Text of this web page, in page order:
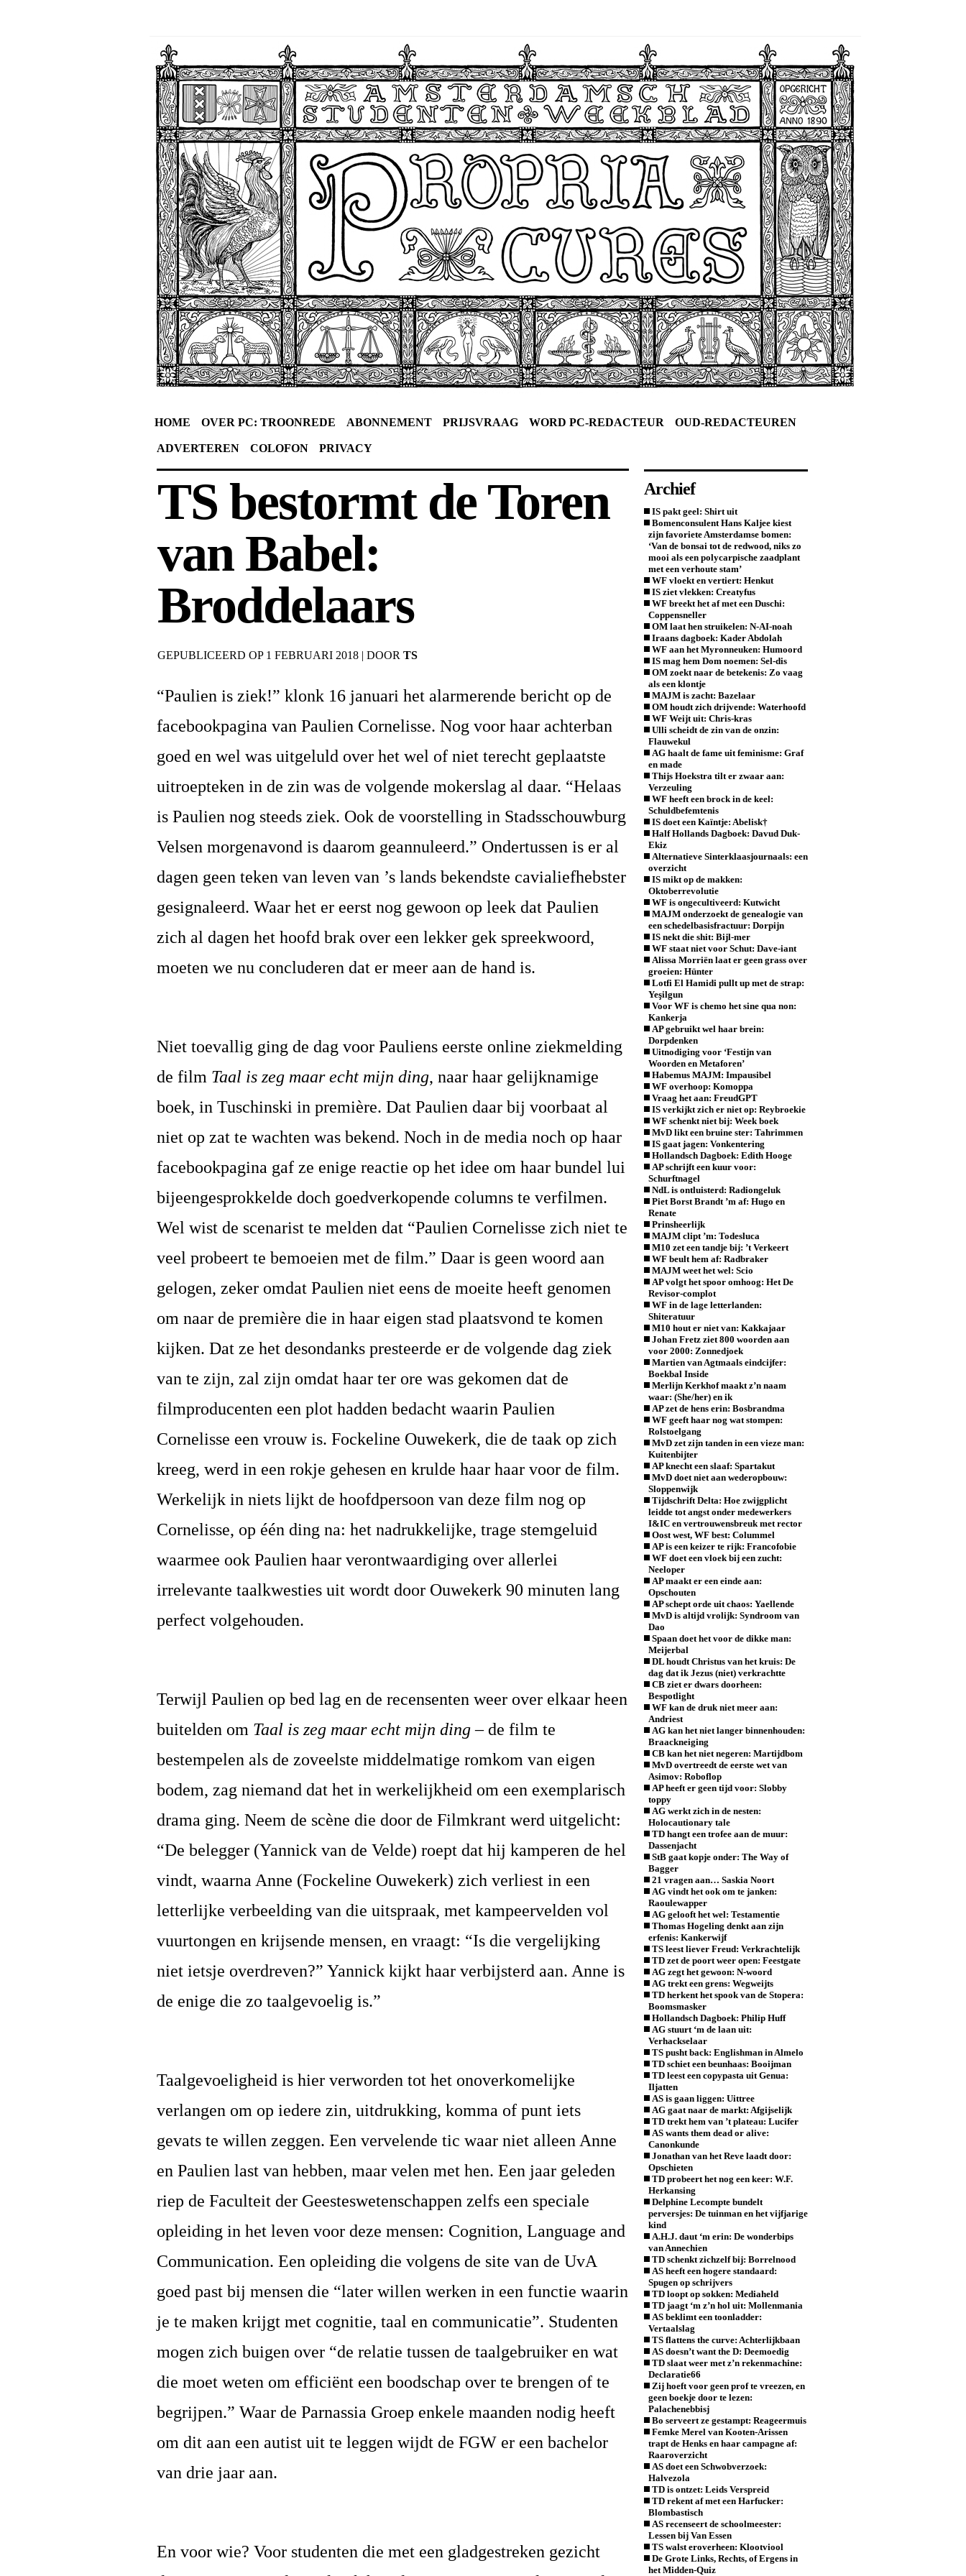
HOME OVER PC: TROONREDE ABONNEMENT PRIJSVRAAG WORD PC-REDACTEUR OUD-REDACTEUREN
ADVERTEREN COLOFON PRIVACY
TS bestormt de Toren
van Babel:
Broddelaars
GEPUBLICEERD OP 1 FEBRUARI 2018 |DOOR TS
“Paulien is ziek!” klonk 16 januari het alarmerende bericht op de
facebookpagina vanPaulien Cornelisse. Nog voor haar achterban
goed en wel was uitgeluld over het wel of niet terecht geplaatste
uitroepteken in de zin was de volgende mokerslag al daar. “Helaas
isPaulien nog steeds ziek. Ook de voorstelling in Stadsschouwburg
Velsen morgenavond is daarom geannuleerd.” Ondertussen is er al
dagen geen teken van leven van ’s lands bekendste cavialiefhebster
gesignaleerd. Waar het er eerst nog gewoon op leek datPaulien
zich al dagen het hoofd brak over een lekker gek spreekwoord,
moeten we nu concluderen dat er meer aan de hand is.
Niet toevallig ging de dag voor Pauliens eerste online ziekmelding
de film Taal is zeg maar echt mijn ding, naar haar gelijknamige
boek, in Tuschinski in première. DatPaulien daar bij voorbaat al
niet op zat te wachten was bekend. Noch in de media noch op haar
facebookpagina gaf ze enige reactie op het idee om haar bundel lui
bijeengesprokkelde doch goedverkopende columns te verfilmen.
Wel wist de scenarist te melden dat “Paulien Cornelisse zich niet te
veel probeert te bemoeien met de film.” Daar is geen woord aan
gelogen, zeker omdatPaulien niet eens de moeite heeft genomen
om naar de première die in haar eigen stad plaatsvond te komen
kijken. Dat ze het desondanks presteerde er de volgende dag ziek
van te zijn, zal zijn omdat haar ter ore was gekomen dat de
filmproducenten een plot hadden bedacht waarinPaulien
Cornelisse een vrouw is. Fockeline Ouwekerk, die de taak op zich
kreeg, werd in een rokje gehesen en krulde haar haar voor de film.
Werkelijk in niets lijkt de hoofdpersoon van deze film nog op
Cornelisse, op één ding na: het nadrukkelijke, trage stemgeluid
waarmee ookPaulien haar verontwaardiging over allerlei
irrelevante taalkwesties uit wordt door Ouwekerk 90 minuten lang
perfect volgehouden.
TerwijlPaulien op bed lag en de recensenten weer over elkaar heen
buitelden om Taal is zeg maar echt mijn ding– de film te
bestempelen als de zoveelste middelmatige romkom van eigen
bodem, zag niemand dat het in werkelijkheid om een exemplarisch
drama ging. Neem de scène die door de Filmkrant werd uitgelicht:
“De belegger (Yannick van de Velde) roept dat hij kamperen de hel
vindt, waarna Anne (Fockeline Ouwekerk) zich verliest in een
letterlijke verbeelding van die uitspraak, met kampeervelden vol
vuurtongen en krijsende mensen, en vraagt: “Is die vergelijking
niet ietsje overdreven?” Yannick kijkt haar verbijsterd aan. Anne is
de enige die zo taalgevoelig is.”
Taalgevoeligheid is hier verworden tot het onoverkomelijke
verlangen om op iedere zin, uitdrukking, komma of punt iets
gevats te willen zeggen. Een vervelende tic waar niet alleen Anne
enPaulien last van hebben, maar velen met hen. Een jaar geleden
riep de Faculteit der Geesteswetenschappen zelfs een speciale
opleiding in het leven voor deze mensen: Cognition, Language and
Communication. Een opleiding die volgens de site van de UvA
goed past bij mensen die “later willen werken in een functie waarin
je te maken krijgt met cognitie, taal en communicatie”. Studenten
mogen zich buigen over “de relatie tussen de taalgebruiker en wat
die moet weten om efficiënt een boodschap over te brengen of te
begrijpen.” Waar de Parnassia Groep enkele maanden nodig heeft
om dit aan een autist uit te leggen wijdt de FGW er een bachelor
van drie jaar aan.
En voor wie? Voor studenten die met een gladgestreken gezicht
Archief
IS pakt geel: Shirt uit
Bomenconsulent Hans Kaljee kiest
zijn favoriete Amsterdamse bomen:
‘Van de bonsai tot de redwood, niks zo
mooi als een polycarpische zaadplant
met een verhoute stam’
WF vloekt en vertiert: Henkut
IS ziet vlekken: Creatyfus
WF breekt het af met een Duschi:
Coppensneller
OM laat hen struikelen: N-AI-noah
Iraans dagboek: Kader Abdolah
WF aan het Myronneuken: Humoord
IS mag hem Dom noemen: Sel-dis
OM zoekt naar de betekenis: Zo vaag
als een klontje
MAJM is zacht: Bazelaar
OM houdt zich drijvende: Waterhoofd
WF Weijt uit: Chris-kras
Ulli scheidt de zin van de onzin:
Flauwekul
AG haalt de fame uit feminisme: Graf
en made
Thijs Hoekstra tilt er zwaar aan:
Verzeuling
WF heeft een brock in de keel:
Schuldbefemtenis
IS doet een Kaïntje: Abelisk†
Half Hollands Dagboek: Davud Duk-
Ekiz
Alternatieve Sinterklaasjournaals: een
overzicht
IS mikt op de makken:
Oktoberrevolutie
WF is ongecultiveerd: Kutwicht
MAJM onderzoekt de genealogie van
een schedelbasisfractuur: Dorpijn
IS nekt die shit: Bijl-mer
WF staat niet voor Schut: Dave-iant
Alissa Morriën laat er geen grass over
groeien: Hünter
Lotfi El Hamidi pullt up met de strap:
Yeşilgun
Voor WF is chemo het sine qua non:
Kankerja
AP gebruikt wel haar brein:
Dorpdenken
Uitnodiging voor ‘Festijn van
Woorden en Metaforen’
Habemus MAJM: Impausibel
WF overhoop: Komoppa
Vraag het aan: FreudGPT
IS verkijkt zich er niet op: Reybroekie
WF schenkt niet bij: Week boek
MvD likt een bruine ster: Tahrimmen
IS gaat jagen: Vonkentering
Hollandsch Dagboek: Edith Hooge
AP schrijft een kuur voor:
Schurftnagel
NdL is ontluisterd: Radiongeluk
Piet Borst Brandt ’m af: Hugo en
Renate
Prinsheerlijk
MAJM clipt ’m: Todesluca
M10 zet een tandje bij: ’t Verkeert
WF beult hem af: Radbraker
MAJM weet het wel: Scio
AP volgt het spoor omhoog: Het De
Revisor-complot
WF in de lage letterlanden:
Shiteratuur
M10 hout er niet van: Kakkajaar
Johan Fretz ziet 800 woorden aan
voor 2000: Zonnedjoek
Martien van Agtmaals eindcijfer:
Boekbal Inside
Merlijn Kerkhof maakt z’n naam
waar: (She/her) en ik
AP zet de hens erin: Bosbrandma
WF geeft haar nog wat stompen:
Rolstoelgang
MvD zet zijn tanden in een vieze man:
Kuitenbijter
AP knecht een slaaf: Spartakut
MvD doet niet aan wederopbouw:
Sloppenwijk
Tijdschrift Delta: Hoe zwijgplicht
leidde tot angst onder medewerkers
I&IC en vertrouwensbreuk met rector
Oost west, WF best: Colummel
AP is een keizer te rijk: Francofobie
WF doet een vloek bij een zucht:
Neeloper
AP maakt er een einde aan:
Opschouten
AP schept orde uit chaos: Yaellende
MvD is altijd vrolijk: Syndroom van
Dao
Spaan doet het voor de dikke man:
Meijerbal
DL houdt Christus van het kruis: De
dag dat ik Jezus (niet) verkrachtte
CB ziet er dwars doorheen:
Bespotlight
WF kan de druk niet meer aan:
Andriest
AG kan het niet langer binnenhouden:
Braackneiging
CB kan het niet negeren: Martijdbom
MvD overtreedt de eerste wet van
Asimov: Roboflop
AP heeft er geen tijd voor: Slobby
toppy
AG werkt zich in de nesten:
Holocautionary tale
TD hangt een trofee aan de muur:
Dassenjacht
StB gaat kopje onder: The Way of
Bagger
21 vragen aan… Saskia Noort
AG vindt het ook om te janken:
Raoulewapper
AG gelooft het wel: Testamentie
Thomas Hogeling denkt aan zijn
erfenis: Kankerwijf
TS leest liever Freud: Verkrachtelijk
TD zet de poort weer open: Feestgate
AG zegt het gewoon: N-woord
AG trekt een grens: Wegweijts
TD herkent het spook van de Stopera:
Boomsmasker
Hollandsch Dagboek: Philip Huff
AG stuurt ‘m de laan uit:
Verhackselaar
TS pusht back: Englishman in Almelo
TD schiet een beunhaas: Booijman
TD leest een copypasta uit Genua:
Iljatten
AS is gaan liggen: Uittree
AG gaat naar de markt: Afgijselijk
TD trekt hem van ’t plateau: Lucifer
AS wants them dead or alive:
Canonkunde
Jonathan van het Reve laadt door:
Opschieten
TD probeert het nog een keer: W.F.
Herkansing
Delphine Lecompte bundelt
perversjes: De tuinman en het vijfjarige
kind
A.H.J. daut ‘m erin: De wonderbips
van Annechien
TD schenkt zichzelf bij: Borrelnood
AS heeft een hogere standaard:
Spugen op schrijvers
TD loopt op sokken: Mediaheld
TD jaagt ‘m z’n hol uit: Mollenmania
AS beklimt een toonladder:
Vertaalslag
TS flattens the curve: Achterlijkbaan
AS doesn’t want the D: Deemoedig
TD slaat weer met z’n rekenmachine:
Declaratie66
Zij hoeft voor geen prof te vreezen, en
geen boekje door te lezen:
Palachenebbisj
Bo serveert ze gestampt: Reageermuis
Femke Merel van Kooten-Arissen
trapt de Henks en haar campagne af:
Raaroverzicht
AS doet een Schwobverzoek:
Halvezola
TD is ontzet: Leids Verspreid
TD rekent af met een Harfucker:
Blombastisch
AS recenseert de schoolmeester:
Lessen bij Van Essen
TS walst eroverheen: Klootviool
De Grote Links, Rechts, of Ergens in
het Midden-Quiz